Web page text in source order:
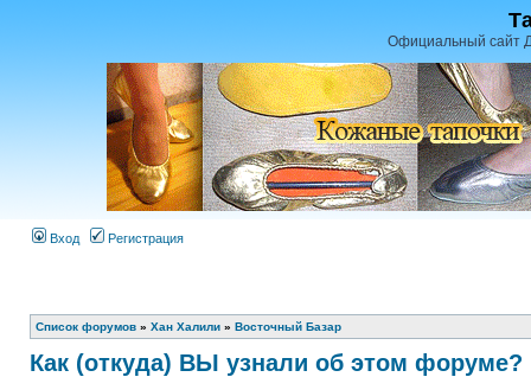
Официальный сайт
Вход Регистрация
Список форумов » Хан Халили » Восточный Базар
Как (откуда) ВЫ узнали об этом форуме?